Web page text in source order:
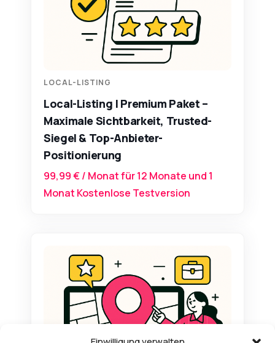
LOCAL-LISTING
Local-Listing | Premium Paket –
Maximale Sichtbarkeit, Trusted-
Siegel & Top-Anbieter-
Positionierung
99,99€ / Monat für 12 Monate und 1
Monat Kostenlose Testversion